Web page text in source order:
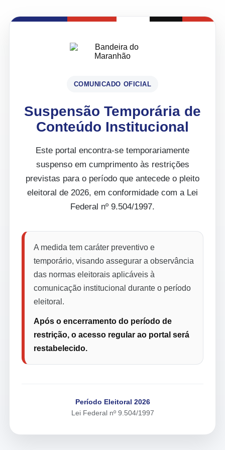
COMUNICADO OFICIAL
Suspensão Temporária de
Conteúdo Institucional
Este portal encontra-se temporariamente
suspenso em cumprimento às restrições
previstas para o período que antecede o pleito
eleitoral de 2026, em conformidade com a Lei
Federal nº 9.504/1997.
A medida tem caráter preventivo e
temporário, visando assegurar a observância
das normas eleitorais aplicáveis à
comunicação institucional durante o período
eleitoral.
Após o encerramento do período de
restrição, o acesso regular ao portal será
restabelecido.
Período Eleitoral 2026
Lei Federal nº 9.504/1997